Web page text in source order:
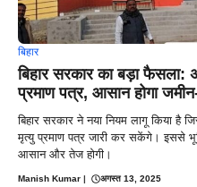
बिहार
बिहार सरकार का बड़ा फैसला:
प्रमाण पत्र, आसान होगा
बिहार सरकार ने नया नियम लागू किया
मृत्यु प्रमाण पत्र जारी कर सकेंगे। इससे
आसान और तेज होगी।
Manish Kumar अगस्त 13, 2025